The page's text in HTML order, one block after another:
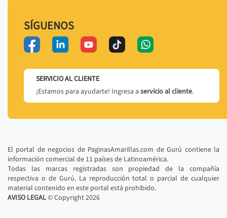
SÍGUENOS
SERVICIO AL CLIENTE
¡Estamos para ayudarte! Ingresa a servicio al cliente.
El portal de negocios de PaginasAmarillas.com de Gurú contiene la
información comercial de 11 países de Latinoamérica.
Todas las marcas registradas son propiedad de la compañía
respectiva o de Gurú. La reproducción total o parcial de cualquier
material contenido en este portal está prohibido.
AVISO LEGAL© Copyright2026